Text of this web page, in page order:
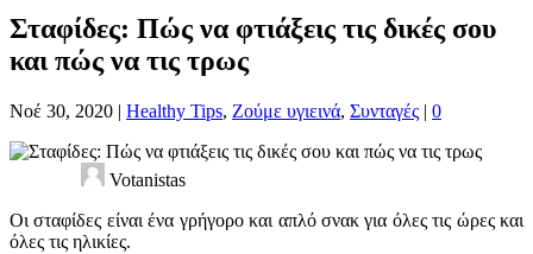
Σταφίδες: Πώς να φτιάξεις τις δικές σου
και πώς να τις τρως
Νοέ 30, 2020 | Healthy Tips, Ζούμε υγιεινά, Συνταγές | 0
Votanistas
Οι σταφίδες είναι ένα γρήγορο και απλό σνακ για όλες τις ώρες και
όλες τις ηλικίες.